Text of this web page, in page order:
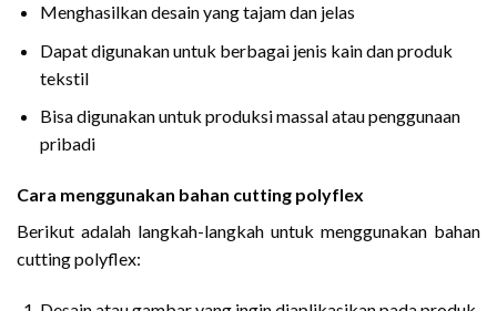
Menghasilkan desain yang tajam dan jelas
Dapat digunakan untuk berbagai jenis kain dan produk
tekstil
Bisa digunakan untuk produksi massal atau penggunaan
pribadi
Cara menggunakan bahan cutting polyflex
Berikut adalah langkah-langkah untuk menggunakan bahan
cutting polyflex: